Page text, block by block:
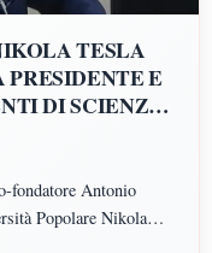
TESLA
E
DI SCIENZE
UMANE,
fondatore Antonio
Popolare Nikola